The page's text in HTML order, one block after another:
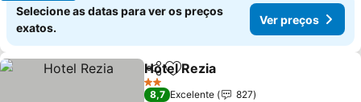
Selecione as datas para ver os preços
exatos.
Ver preços
PartilharAdicionar aos favoritos
Hotel Rezia
2 Estrelas
8,7 Excelente
827